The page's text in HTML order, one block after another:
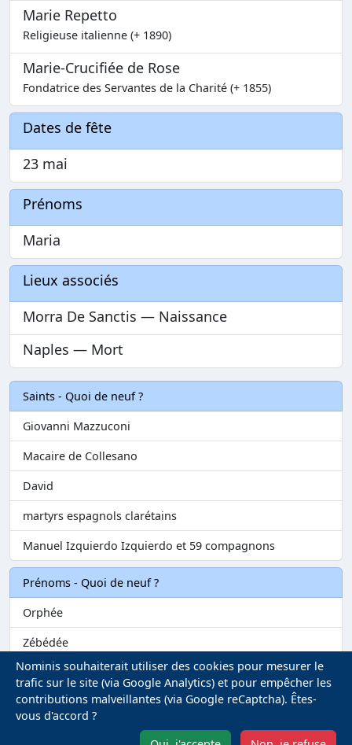
Marie Repetto
Religieuse italienne (+ 1890)
Marie-Crucifiée de Rose
Fondatrice des Servantes de la Charité (+ 1855)
Dates de fête
23 mai
Prénoms
Maria
Lieux associés
Morra De Sanctis — Naissance
Naples — Mort
Saints - Quoi de neuf ?
Giovanni Mazzuconi
Macaire de Collesano
David
martyrs espagnols clarétains
Manuel Izquierdo Izquierdo et 59 compagnons
Prénoms - Quoi de neuf ?
Orphée
Zébédée
Melvil
Matilin
Nominis souhaiterait utiliser des cookies pour mesurer le
trafic sur le site (via Google Analytics) et pour empêcher les
contributions malveillantes (via Google reCaptcha). Êtes-
vous d'accord ?